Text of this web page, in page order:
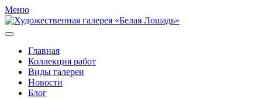
Меню
Главная
Коллекция работ
Виды галереи
Новости
Блог